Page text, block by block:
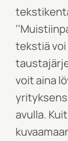
tekstiä
voit aina
avulla. Kui